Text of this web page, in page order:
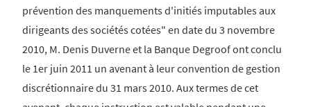
prévention des manquements d'initiés imputables aux
dirigeants des sociétés cotées" en date du 3 novembre
2010, M. Denis Duverne et la Banque Degroof ont conclu
le 1er juin 2011 un avenant à leur convention de gestion
discrétionnaire du 31 mars 2010. Aux termes de cet